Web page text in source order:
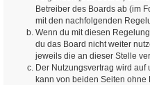
Betreiber des Boards ab (im
mit den nachfolgenden
Wenn du mit diesen
du das Board nicht weiter
jeweils die an dieser Stelle
Der Nutzungsvertrag wird auf
kann von beiden Seiten